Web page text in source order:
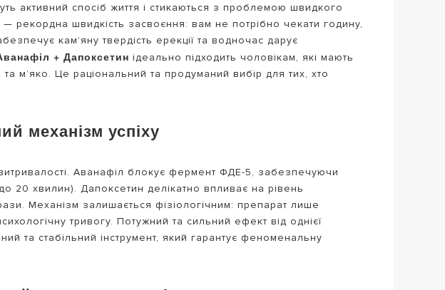
активний спосіб життя і стикаються з проблемою швидкого
рекордна швидкість засвоєння: вам не потрібно чекати годину,
кам’яну твердість ерекції та водночас дарує
+ Дапоксетин ідеально підходить чоловікам, які мають
м’яко. Це раціональний та продуманий вибір для тих, хто
механізм успіху
витривалості. Аванафіл блокує фермент ФДЕ-5, забезпечуючи
20 хвилин). Дапоксетин делікатно впливає на рівень
Механізм залишається фізіологічним: препарат лише
тривогу. Потужний та сильний ефект від однієї
та стабільний інструмент, який гарантує феноменальну